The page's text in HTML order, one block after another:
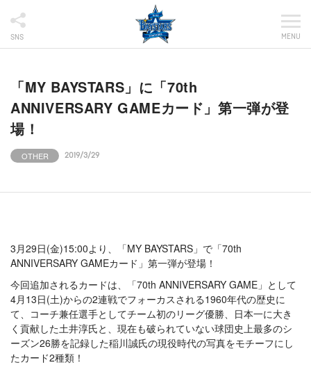
SNS MENU
「MY BAYSTARS」に「70th
ANNIVERSARY GAMEカード」第一弾が登
場！
OTHER 2019/3/29
3月29日(金)15:00より、「MY BAYSTARS」で「70th
ANNIVERSARY GAMEカード」第一弾が登場！
今回追加されるカードは、「70th ANNIVERSARY GAME」として
4月13日(土)からの2連戦でフォーカスされる1960年代の歴史に
て、コーチ兼任選手としてチーム初のリーグ優勝、日本一に大き
く貢献した土井淳氏と、現在も破られていない球団史上最多のシ
ーズン26勝を記録した稲川誠氏の現役時代の写真をモチーフにし
たカード2種類！